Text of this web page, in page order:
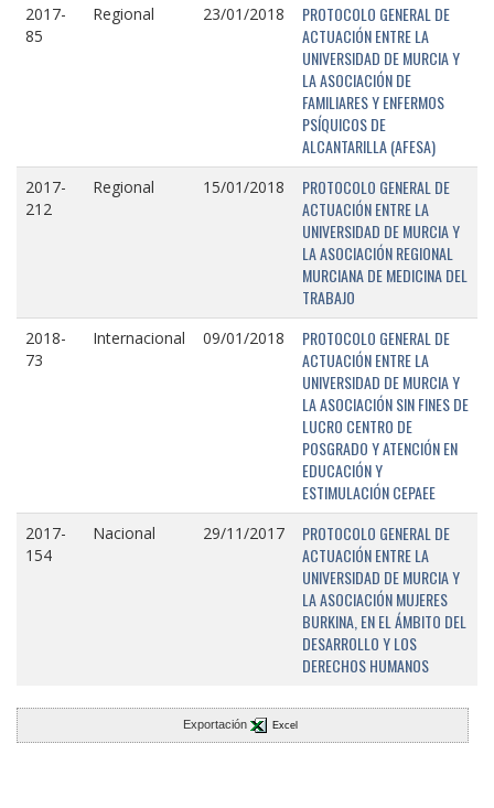
2017-
85
Regional 23/01/2018
PROTOCOLO GENERAL DE
ACTUACIÓN ENTRE LA
UNIVERSIDAD DE MURCIA Y
LA ASOCIACIÓN DE
FAMILIARES Y ENFERMOS
PSÍQUICOS DE
ALCANTARILLA (AFESA)
2017-
212
Regional 15/01/2018
PROTOCOLO GENERAL DE
ACTUACIÓN ENTRE LA
UNIVERSIDAD DE MURCIA Y
LA ASOCIACIÓN REGIONAL
MURCIANA DE MEDICINA DEL
TRABAJO
2018-
73
Internacional 09/01/2018
PROTOCOLO GENERAL DE
ACTUACIÓN ENTRE LA
UNIVERSIDAD DE MURCIA Y
LA ASOCIACIÓN SIN FINES DE
LUCRO CENTRO DE
POSGRADO Y ATENCIÓN EN
EDUCACIÓN Y
ESTIMULACIÓN CEPAEE
2017-
154
Nacional 29/11/2017
PROTOCOLO GENERAL DE
ACTUACIÓN ENTRE LA
UNIVERSIDAD DE MURCIA Y
LA ASOCIACIÓN MUJERES
BURKINA, EN EL ÁMBITO DEL
DESARROLLO Y LOS
DERECHOS HUMANOS
Exportación Excel